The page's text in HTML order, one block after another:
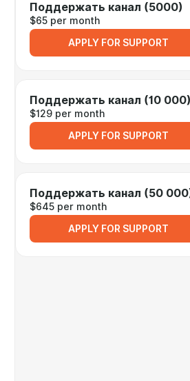
Поддержать канал (5000)
$65 per month
APPLY FOR SUPPORT
Поддержать канал (10 000)
$129 per month
APPLY FOR SUPPORT
Поддержать канал (50
$645 per month
APPLY FOR SUPPORT